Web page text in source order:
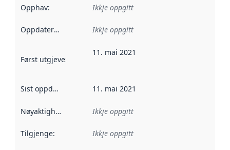
Opphav: Ikkje oppgitt
Oppdateringsfrekvens :
Ikkje oppgitt
Først utgjeve:
11. mai 2021
Sist oppdatert 11. mai 2021
Nøyaktigheit Ikkje oppgitt
Tilgjenge: Ikkje oppgitt